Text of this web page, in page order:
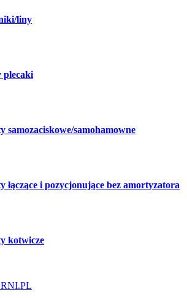
liny
plecaki
samozaciskowe/samohamowne
łączące i pozycjonujące bez amortyzatora
kotwicze